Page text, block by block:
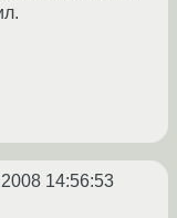
14:56:53